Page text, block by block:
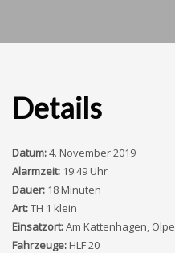
Details
Datum:4. November 2019
Alarmzeit: 19:49 Uhr
Dauer: 18 Minuten
Art:TH 1 klein
Einsatzort:Am Kattenhagen, Olpe
Fahrzeuge:HLF 20